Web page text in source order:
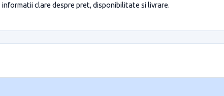
clare despre pret, disponibilitate si livrare.